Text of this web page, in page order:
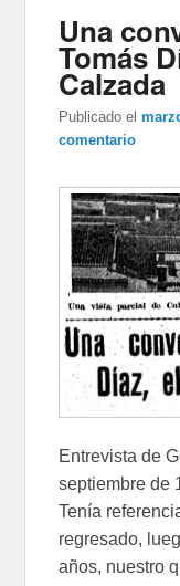
Una
Tomás
Calzada
Publicado el
comentario
Entrevista de
septiembre de
Tenía
regresado,
años, nuestro